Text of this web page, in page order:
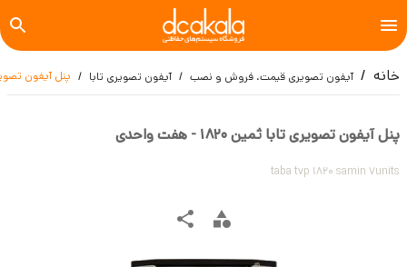
خانه آیفون تصویری قیمت، فروش و نصب آیفون تصویری تابا پنل آیفون تصویری تابا
پنل آیفون تصویری تابا ثمین 1820 - هفت واحدی
taba tvp 1820 samin 7units